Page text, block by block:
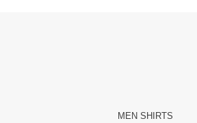
MEN SHIRTS